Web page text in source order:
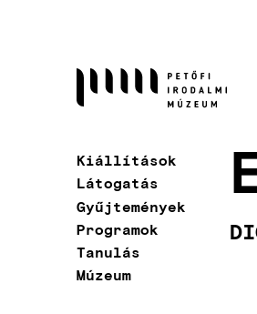
Kiállítások
Látogatás
Gyűjtemények
Programok
Tanulás
Múzeum